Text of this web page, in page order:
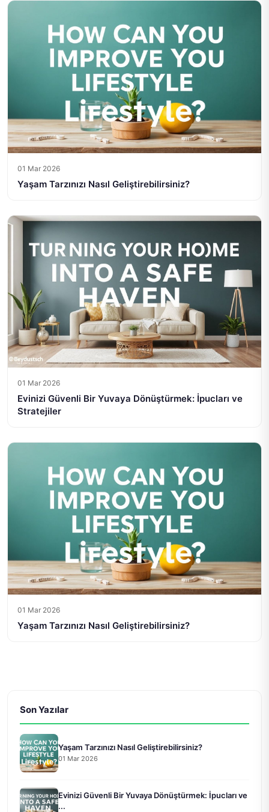
01 Mar 2026
Yaşam Tarzınızı Nasıl Geliştirebilirsiniz?
01 Mar 2026
Evinizi Güvenli Bir Yuvaya Dönüştürmek: İpucları ve
Stratejiler
01 Mar 2026
Yaşam Tarzınızı Nasıl Geliştirebilirsiniz?
Son Yazılar
Yaşam Tarzınızı Nasıl Geliştirebilirsiniz?
01 Mar 2026
Evinizi Güvenli Bir Yuvaya Dönüştürmek: İpucları ve
...